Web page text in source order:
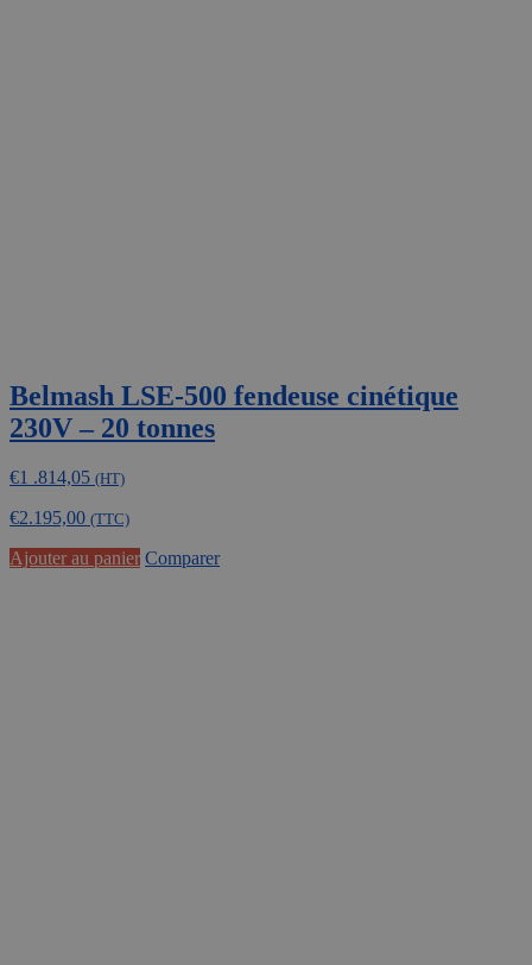
Belmash LSE-500 fendeuse cinétique
230V – 20 tonnes
€1 .814,05 (HT)
€2.195,00 (TTC)
Ajouter au panier Comparer